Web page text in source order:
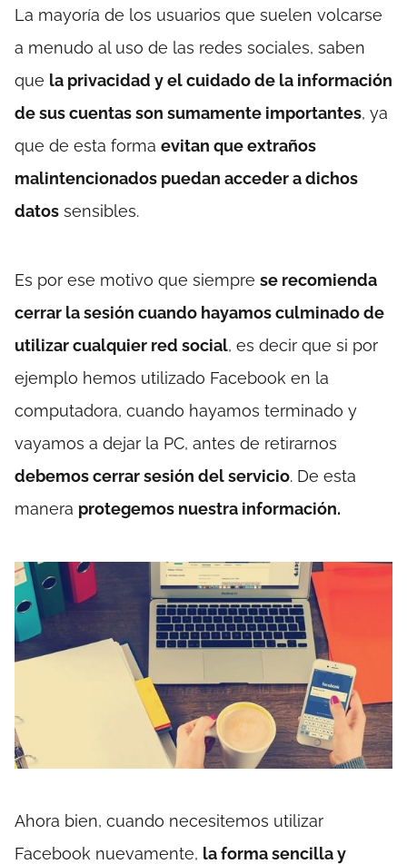
La mayoría de los usuarios que suelen volcarse
a menudo al uso de las redes sociales, saben
que la privacidad y el cuidado de la información
de sus cuentas son sumamente importantes, ya
que de esta forma evitan que extraños
malintencionados puedan acceder a dichos
datos sensibles.
Es por ese motivo que siempre se recomienda
cerrar la sesión cuando hayamos culminado de
utilizar cualquier red social, es decir que si por
ejemplo hemos utilizado Facebook en la
computadora, cuando hayamos terminado y
vayamos a dejar la PC, antes de retirarnos
debemos cerrar sesión del servicio. De esta
manera protegemos nuestra información.
Ahora bien, cuando necesitemos utilizar
Facebook nuevamente, la forma sencilla y